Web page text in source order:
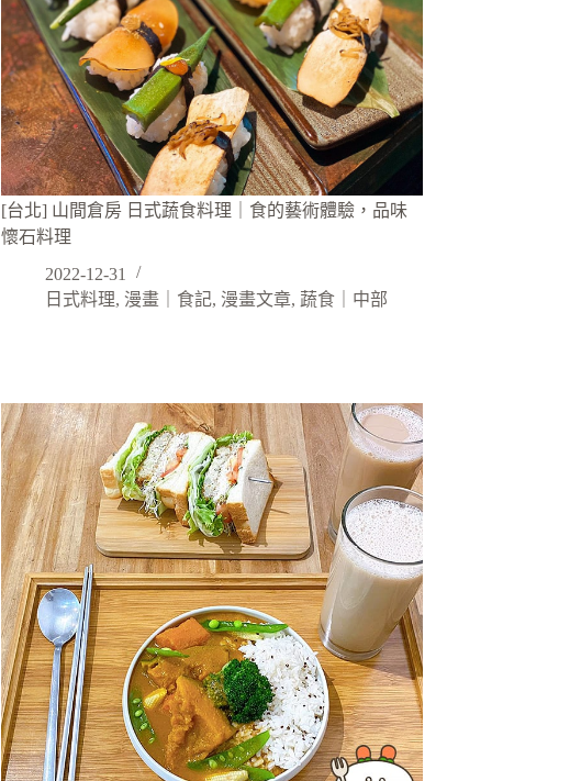
[台北] 山間倉房 日式蔬食料理｜食的藝術體驗，品味
懷石料理
2022-12-31
日式料理, 漫畫｜食記, 漫畫文章, 蔬食｜中部